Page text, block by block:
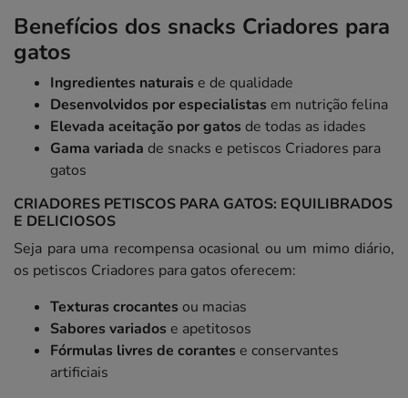
Benefícios dos snacks Criadores para
gatos
Ingredientes naturais e de qualidade
Desenvolvidos por especialistas em nutrição felina
Elevada aceitação por gatos de todas as idades
Gama variada de snacks e petiscos Criadores para
gatos
CRIADORES PETISCOS PARA GATOS: EQUILIBRADOS
E DELICIOSOS
Seja para uma recompensa ocasional ou um mimo diário,
os petiscos Criadores para gatos oferecem:
Texturas crocantes ou macias
Sabores variados e apetitosos
Fórmulas livres de corantes e conservantes
artificiais